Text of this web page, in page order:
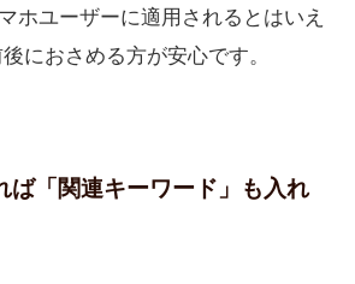
ホユーザーに適用されるとはいえ
におさめる方が安心です。
「関連キーワード」も入れ